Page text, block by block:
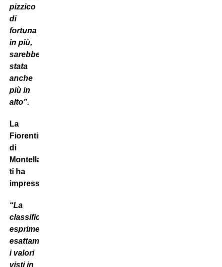
pizzico
di
fortuna
in più,
sarebbe
stata
anche
più in
alto”.
La
Fiorentina
di
Montella
ti ha
impressionato?
“La
classifica
esprime
esattamente
i valori
visti in